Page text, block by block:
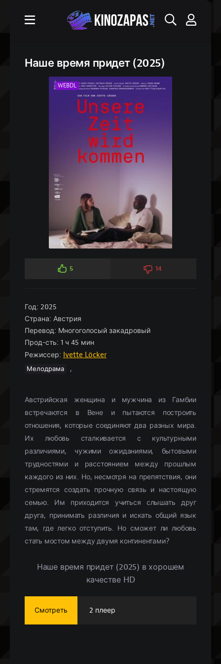
Наше время придет (2025)
WEBDL
5 14
Год: 2025
Страна: Австрия
Перевод: Многоголосый закадровый
Прод-сть: 1 ч 45 мин
Режиссер: Ivette Löcker
Мелодрама ,
Австрийская женщина и мужчина из Гамбии
встречаются в Вене и пытаются построить
отношения, которые соединяют два разных мира.
Их любовь сталкивается с культурными
различиями, чужими ожиданиями, бытовыми
трудностями и расстоянием между прошлым
каждого из них. Но, несмотря на препятствия, они
стремятся создать прочную связь и настоящую
семью. Им приходится учиться слышать друг
друга, принимать различия и искать общий язык
там, где легко отступить. Но сможет ли любовь
стать мостом между двумя континентами?
Наше время придет (2025) в хорошем
качестве HD
Смотреть 2 плеер